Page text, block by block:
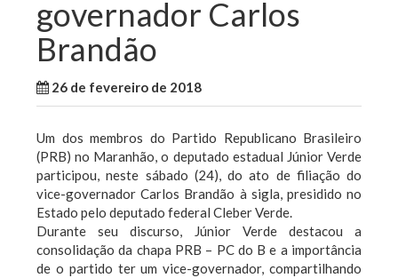
governador Carlos
Brandão
26 de fevereiro de 2018
Um dos membros do Partido Republicano Brasileiro
(PRB) no Maranhão, o deputado estadual Júnior Verde
participou, neste sábado (24), do ato de filiação do
vice-governador Carlos Brandão à sigla, presidido no
Estado pelo deputado federal Cleber Verde.
Durante seu discurso, Júnior Verde destacou a
consolidação da chapa PRB – PC do B e a importância
de o partido ter um vice-governador, compartilhando